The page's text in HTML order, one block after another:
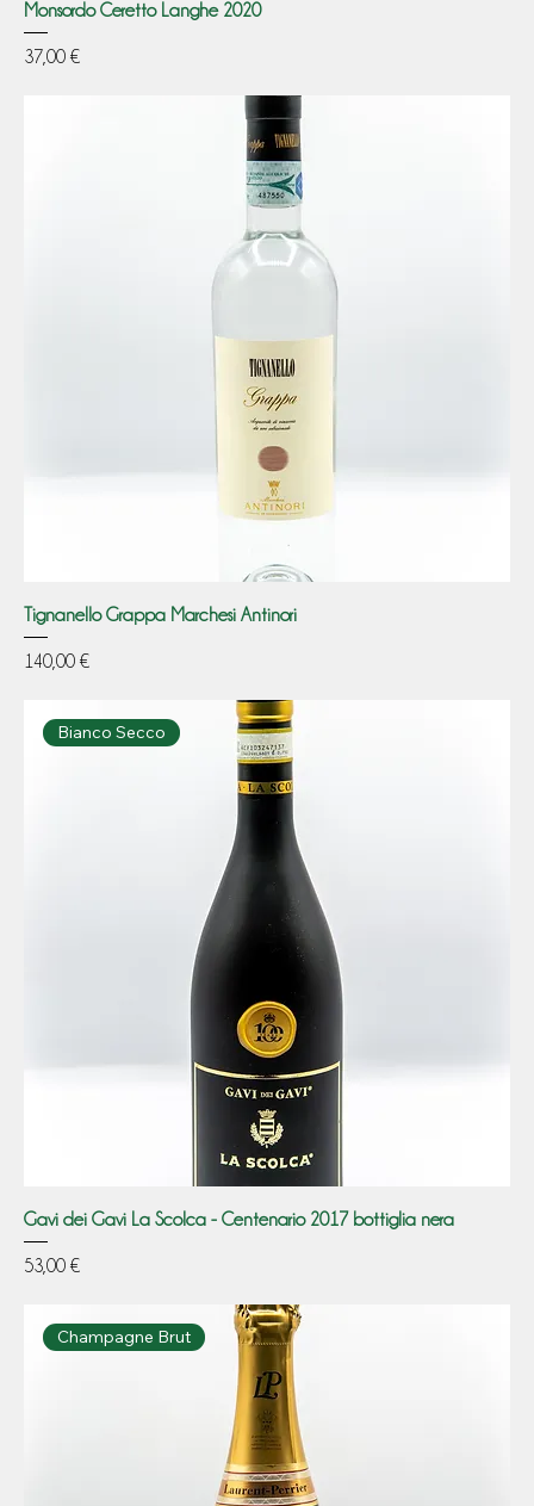
Monsordo Ceretto Langhe 2020
Prezzo
37,00 €
Tignanello Grappa Marchesi Antinori
Prezzo
140,00 €
Bianco Secco
Gavi dei Gavi La Scolca - Centenario 2017 bottiglia nera
Prezzo
53,00 €
Champagne Brut